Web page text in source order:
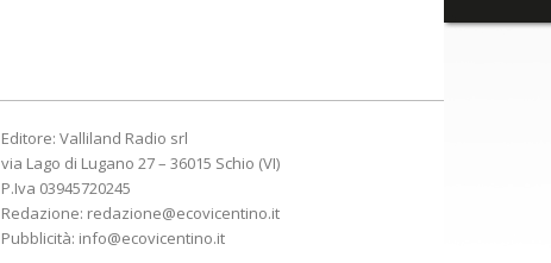
Editore: Valliland Radio srl
via Lago di Lugano 27 – 36015 Schio (VI)
P.Iva 03945720245
Redazione: redazione@ecovicentino.it
Pubblicità: info@ecovicentino.it